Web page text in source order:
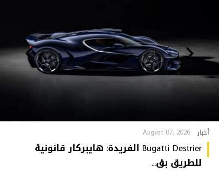
أخبار August 07, 2026
Bugatti Destrier الفريدة: هايبركار قانونية
للطريق بق...